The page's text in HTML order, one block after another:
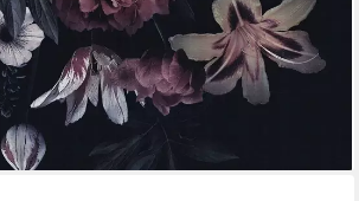
€
bei dir